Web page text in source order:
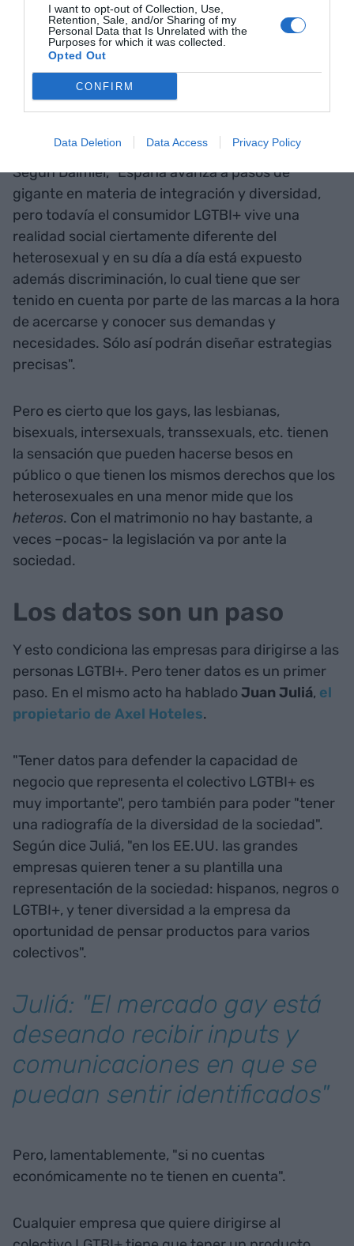
I want to opt-out of Collection, Use,
Retention, Sale, and/or Sharing of my
Personal Data that Is Unrelated with the
Purposes for which it was collected.
Opted Out
CONFIRM
Data Deletion Data Access Privacy Policy
como que un 41% más de seniors salen de bares y
discotecas, e incluso un 61% más acude a
festivales de música.
Derechos e igualdad con
adversativa
Según Daimiel, "España avanza a pasos de
gigante en materia de integración y diversidad,
pero todavía el consumidor LGTBI+ vive una
realidad social ciertamente diferente del
heterosexual y en su día a día está expuesto
además discriminación, lo cual tiene que ser
tenido en cuenta por parte de las marcas a la hora
de acercarse y conocer sus demandas y
necesidades. Sólo así podrán diseñar estrategias
precisas".
Pero es cierto que los gays, las lesbianas,
bisexuals, intersexuals, transsexuals, etc. tienen
la sensación que pueden hacerse besos en
público o que tienen los mismos derechos que los
heterosexuales en una menor mide que los
heteros. Con el matrimonio no hay bastante, a
veces –pocas- la legislación va por ante la
sociedad.
Los datos son un paso
Y esto condiciona las empresas para dirigirse a las
personas LGTBI+. Pero tener datos es un primer
paso. En el mismo acto ha habladoJuan Juliá, el
propietario de Axel Hoteles.
"Tener datos para defender la capacidad de
negocio que representa el colectivo LGTBI+ es
muy importante", pero también para poder "tener
una radiografía de la diversidad de la sociedad".
Según dice Juliá, "en los EE.UU. las grandes
empresas quieren tener a su plantilla una
representación de la sociedad: hispanos, negros o
LGTBI+, y tener diversidad a la empresa da
oportunidad de pensar productos para varios
colectivos".
Juliá: "El mercado gay está
deseando recibirinputs y
comunicaciones en que se
puedan sentir identificados"
Pero, lamentablemente, "si no cuentas
económicamente no te tienen en cuenta".
Cualquier empresa que quiere dirigirse al